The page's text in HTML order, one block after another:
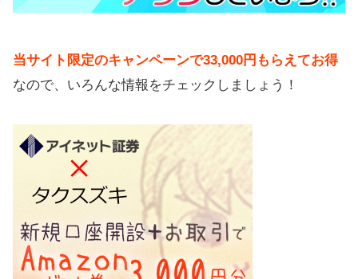
当サイト限定のキャンペーンで33,000円もらえてお得
なので、いろんな情報をチェックしましょう！